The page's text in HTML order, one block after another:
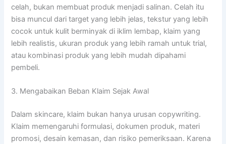
celah, bukan membuat produk menjadi salinan. Celah itu
bisa muncul dari target yang lebih jelas, tekstur yang lebih
cocok untuk kulit berminyak di iklim lembap, klaim yang
lebih realistis, ukuran produk yang lebih ramah untuk trial,
atau kombinasi produk yang lebih mudah dipahami
pembeli.
3. Mengabaikan Beban Klaim Sejak Awal
Dalam skincare, klaim bukan hanya urusan copywriting.
Klaim memengaruhi formulasi, dokumen produk, materi
promosi, desain kemasan, dan risiko pemeriksaan. Karena